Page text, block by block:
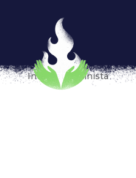
SEÑORAS DE INTERNET:
APPS
porFlorencia Goldsman
Internet feminista